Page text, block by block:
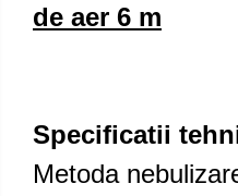
de aer 6 m
Specificatii
Metoda